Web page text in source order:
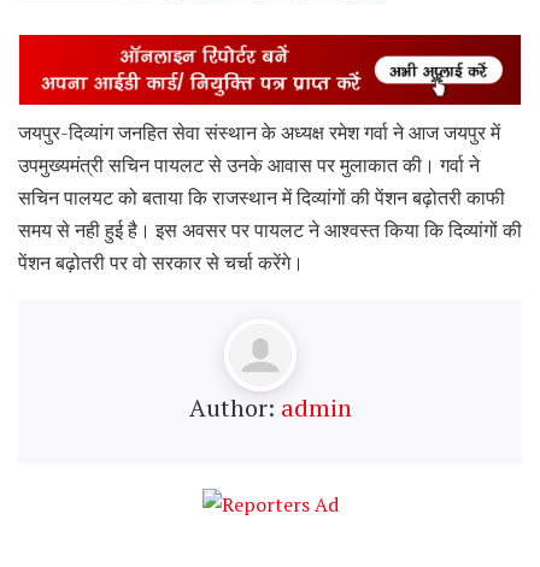
जयपुर-दिव्यांग जनहित सेवा संस्थान के अध्यक्ष रमेश गर्वा ने आज जयपुर में
उपमुख्यमंत्री सचिन पायलट से उनके आवास पर मुलाकात की। गर्वा ने
सचिन पालयट को बताया कि राजस्थान में दिव्यांगों की पेंशन बढ़ोतरी काफी
समय से नही हुई है। इस अवसर पर पायलट ने आश्वस्त किया कि दिव्यांगों की
पेंशन बढ़ोतरी पर वो सरकार से चर्चा करेंगे।
Author: admin